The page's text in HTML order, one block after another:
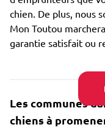
chien. De plus, nous
Mon Toutou
garantie satisfait ou
Les communes
chiens à